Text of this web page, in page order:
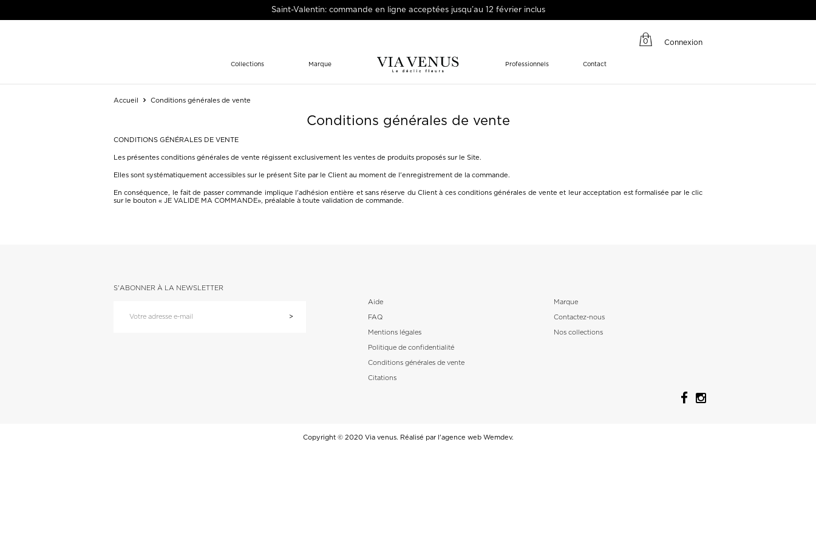
Saint-Valentin: commande en ligne acceptées jusqu’au 12 février inclus
Connexion
0
Collections Marque Professionnels Contact
Accueil Conditions générales de vente
Conditions générales de vente
CONDITIONS GÉNÉRALES DE VENTE
Les présentes conditions générales de vente régissent exclusivement les ventes de produits proposés sur le Site.
Elles sont systématiquement accessibles sur le présent Site par le Client au moment de l'enregistrement de la commande.
En conséquence, le fait de passer commande implique l'adhésion entière et sans réserve du Client à ces conditions générales de vente et leur acceptation est formalisée par le clic
sur le bouton « JE VALIDE MA COMMANDE», préalable à toute validation de commande.
S'ABONNER À LA NEWSLETTER
Aide
FAQ
Mentions légales
Politique de confidentialité
Conditions générales de vente
Citations
Marque
Contactez-nous
Nos collections
Copyright © 2020 Via venus. Réalisé par l'agence web Wemdev.